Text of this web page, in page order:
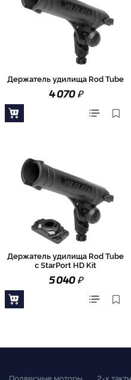
Держатель удилища Rod Tube
4 070₽
Держатель удилища Rod Tube
с StarPort HD Kit
5 040₽
Подвесные моторы 2-x